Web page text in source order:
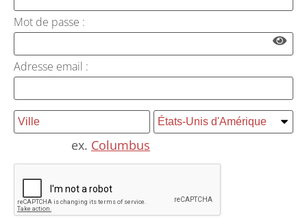
Mot de passe :
Adresse email :
ex. Columbus